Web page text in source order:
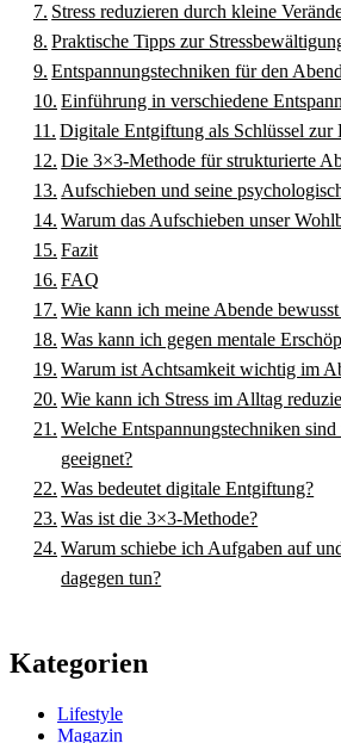
Stress reduzieren durch kleine
Praktische Tipps zur
Entspannungstechniken für den Abend
Einführung in verschiedene
Digitale Entgiftung als Schlüssel zur
Die 3×3-Methode für strukturierte
Aufschieben und seine
Warum das Aufschieben unser
Fazit
FAQ
Wie kann ich meine Abende bewusst
Was kann ich gegen mentale
Warum ist Achtsamkeit wichtig im
Wie kann ich Stress im Alltag
Welche Entspannungstechniken
geeignet?
Was bedeutet digitale Entgiftung?
Was ist die 3×3-Methode?
Warum schiebe ich Aufgaben auf
dagegen tun?
Kategorien
Lifestyle
Magazin